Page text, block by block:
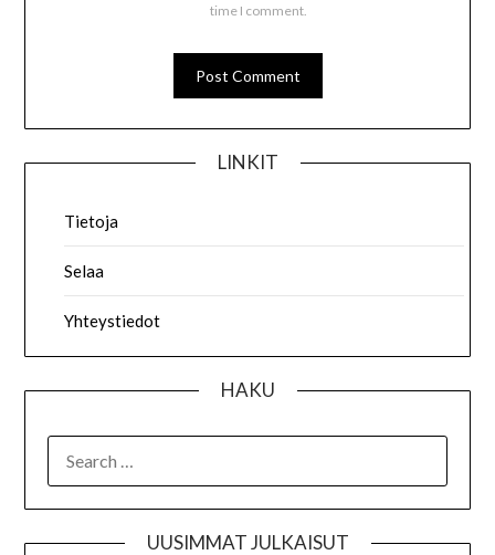
time I comment.
LINKIT
Tietoja
Selaa
Yhteystiedot
HAKU
FOR:
UUSIMMAT JULKAISUT